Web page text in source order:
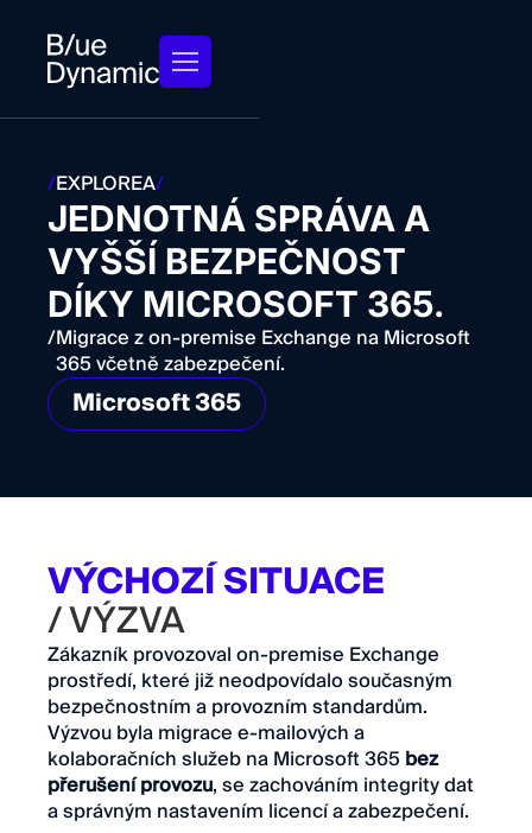
/EXPLOREA/
JEDNOTNÁ SPRÁVA A
VYŠŠÍ BEZPEČNOST
DÍKY MICROSOFT 365.
/Migrace z on-premise Exchange na Microsoft
365 včetně zabezpečení.
Microsoft 365
VÝCHOZÍ SITUACE
/ VÝZVA
Zákazník provozoval on-premise Exchange
prostředí, které již neodpovídalo současným
bezpečnostním a provozním standardům.
Výzvou byla migrace e-mailových a
kolaboračních služeb na Microsoft 365 bez
přerušení provozu, se zachováním integrity dat
a správným nastavením licencí a zabezpečení.